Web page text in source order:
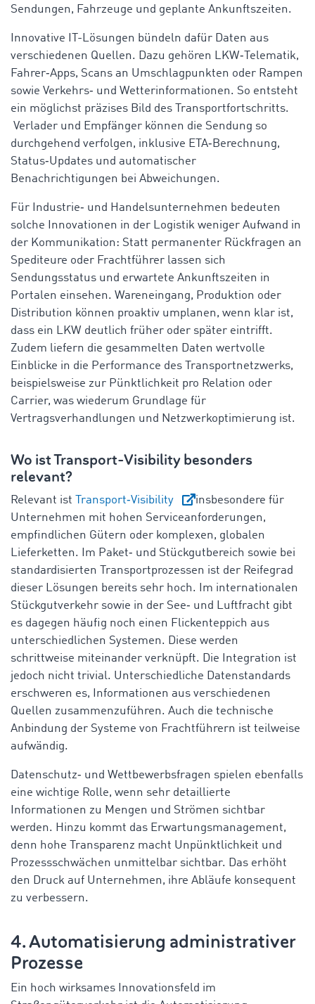
Sendungen, Fahrzeuge und geplante Ankunftszeiten.
Innovative IT-Lösungen bündeln dafür Daten aus
verschiedenen Quellen. Dazu gehören LKW‑Telematik,
Fahrer‑Apps, Scans an Umschlagpunkten oder Rampen
sowie Verkehrs‑ und Wetterinformationen. So entsteht
ein möglichst präzises Bild des Transportfortschritts.
Verlader und Empfänger können die Sendung so
durchgehend verfolgen, inklusive ETA‑Berechnung,
Status‑Updates und automatischer
Benachrichtigungen bei Abweichungen.
Für Industrie‑ und Handelsunternehmen bedeuten
solche Innovationen in der Logistik weniger Aufwand in
der Kommunikation: Statt permanenter Rückfragen an
Spediteure oder Frachtführer lassen sich
Sendungsstatus und erwartete Ankunftszeiten in
Portalen einsehen. Wareneingang, Produktion oder
Distribution können proaktiv umplanen, wenn klar ist,
dass ein LKW deutlich früher oder später eintrifft.
Zudem liefern die gesammelten Daten wertvolle
Einblicke in die Performance des Transportnetzwerks,
beispielsweise zur Pünktlichkeit pro Relation oder
Carrier, was wiederum Grundlage für
Vertragsverhandlungen und Netzwerkoptimierung ist.
Wo ist Transport‑Visibility besonders
relevant?
Relevant ist Transport‑Visibility
insbesondere für
Unternehmen mit hohen Serviceanforderungen,
empfindlichen Gütern oder komplexen, globalen
Lieferketten. Im Paket‑ und Stückgutbereich sowie bei
standardisierten Transportprozessen ist der Reifegrad
dieser Lösungen bereits sehr hoch. Im internationalen
Stückgutverkehr sowie in der See‑ und Luftfracht gibt
es dagegen häufig noch einen Flickenteppich aus
unterschiedlichen Systemen. Diese werden
schrittweise miteinander verknüpft. Die Integration ist
jedoch nicht trivial. Unterschiedliche Datenstandards
erschweren es, Informationen aus verschiedenen
Quellen zusammenzuführen. Auch die technische
Anbindung der Systeme von Frachtführern ist teilweise
aufwändig.
Datenschutz‑ und Wettbewerbsfragen spielen ebenfalls
eine wichtige Rolle, wenn sehr detaillierte
Informationen zu Mengen und Strömen sichtbar
werden. Hinzu kommt das Erwartungsmanagement,
denn hohe Transparenz macht Unpünktlichkeit und
Prozessschwächen unmittelbar sichtbar. Das erhöht
den Druck auf Unternehmen, ihre Abläufe konsequent
zu verbessern.
4. Automatisierung administrativer
Prozesse
Ein hoch wirksames Innovationsfeld im